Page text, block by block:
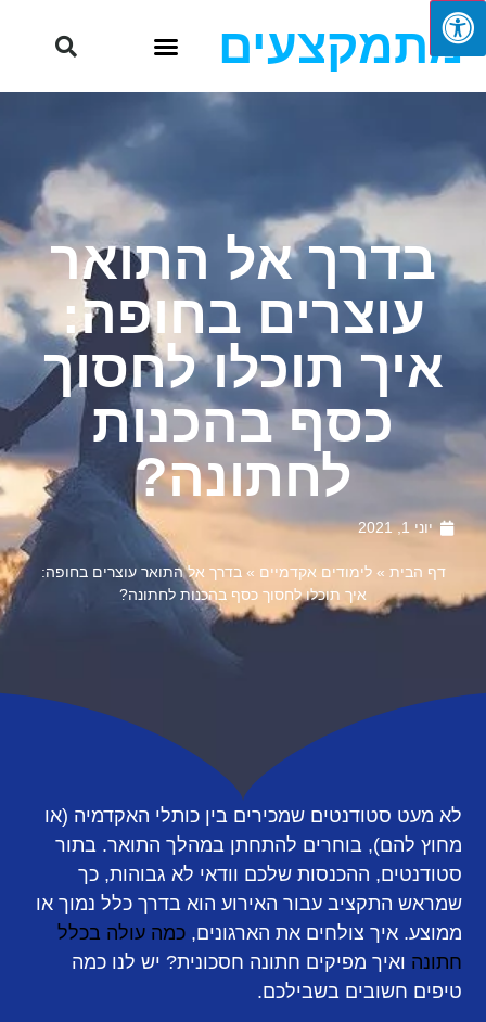
מתמקצעים
בדרך אל התואר
עוצרים בחופה:
איך תוכלו לחסוך
כסף בהכנות
לחתונה?
יוני 1, 2021
דף הבית »לימודים אקדמיים » בדרך אל התואר עוצרים בחופה:
איך תוכלו לחסוך כסף בהכנות לחתונה?
לא מעט סטודנטים שמכירים בין כותלי האקדמיה (או
מחוץ להם), בוחרים להתחתן במהלך התואר. בתור
סטודנטים, ההכנסות שלכם וודאי לא גבוהות, כך
שמראש התקציב עבור האירוע הוא בדרך כלל נמוך או
ממוצע. איך צולחים את הארגונים,כמה עולה בכלל
חתונה ואיך מפיקים חתונה חסכונית? יש לנו כמה
טיפים חשובים בשבילכם.